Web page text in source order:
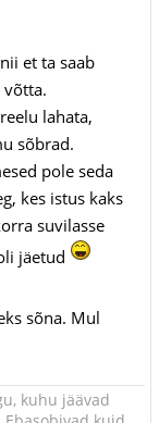
et ta saab
lahata,
sõbrad.
pole seda
kes istus kaks
suvilasse
jäetud
sõna. Mul
kuhu jäävad